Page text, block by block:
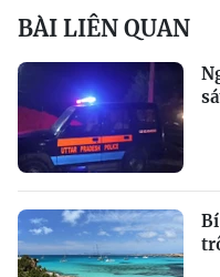
BÀI LIÊN QUAN